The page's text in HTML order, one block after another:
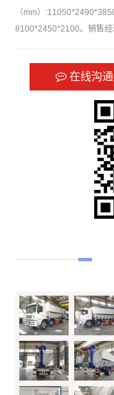
（mm）
8100*2450*2100。销售经
在线沟通